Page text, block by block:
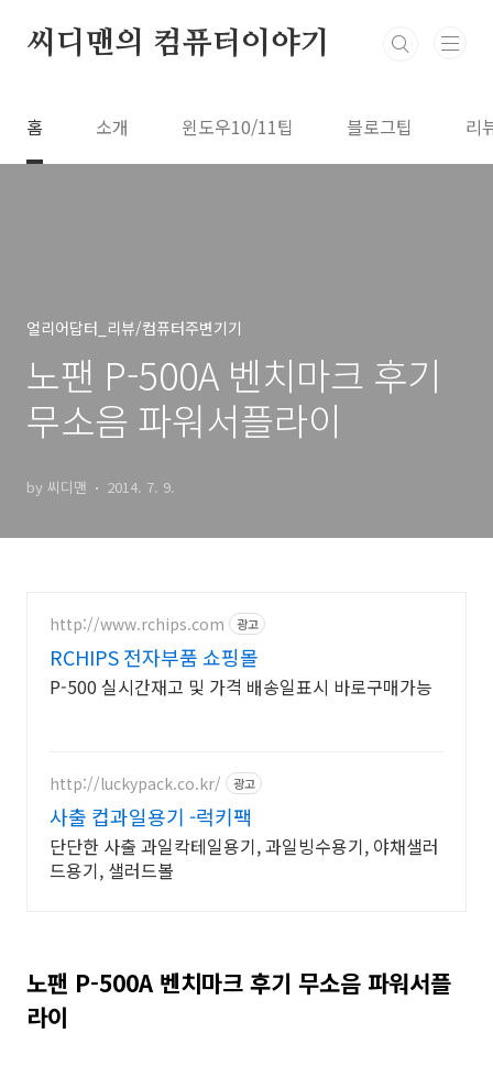
씨디맨의 컴퓨터이야기
홈 소개 윈도우10/11팁 블로그팁 리
얼리어답터_리뷰/컴퓨터주변기기
노팬 P-500A 벤치마크 후기
무소음 파워서플라이
by 씨디맨 2014. 7. 9.
http://www.rchips.com 광고
RCHIPS 전자부품 쇼핑몰
P-500 실시간재고 및 가격 배송일표시 바로구매가능
http://luckypack.co.kr/ 광고
사출 컵과일용기 -럭키팩
단단한 사출 과일칵테일용기, 과일빙수용기, 야채샐러
드용기, 샐러드볼
노팬 P-500A 벤치마크 후기 무소음 파워서플
라이